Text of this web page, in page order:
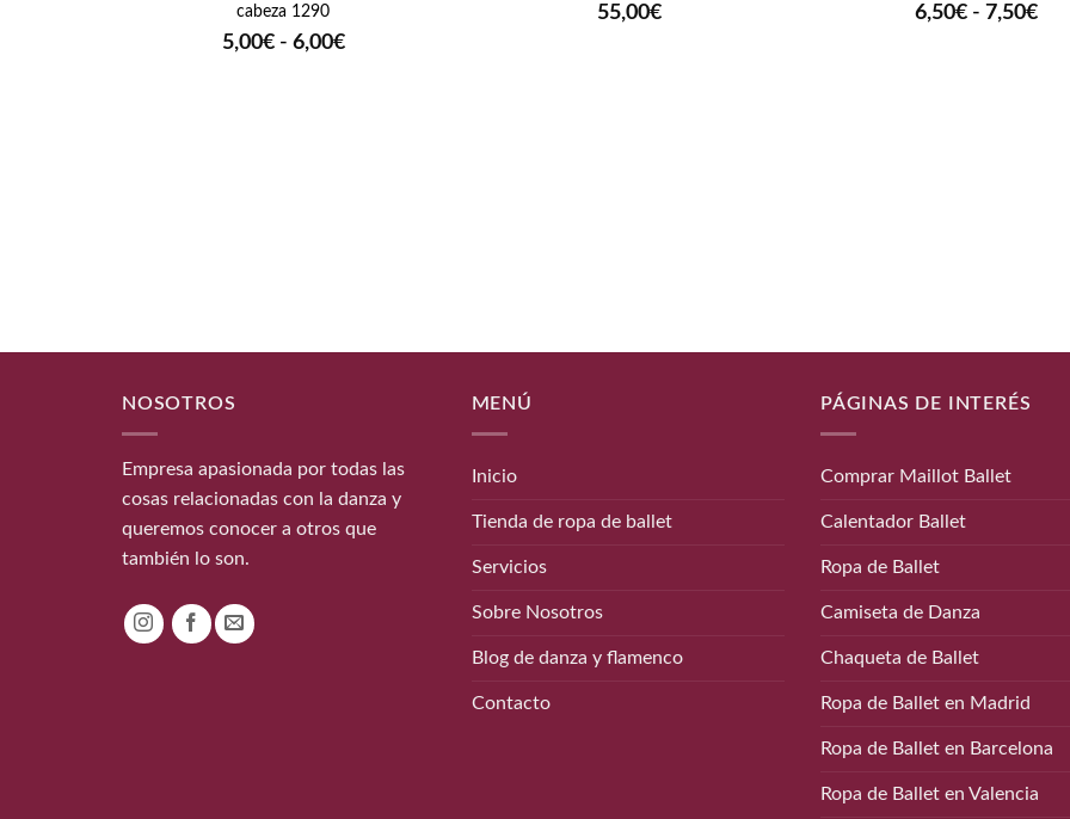
cabeza 1290
5,00€ - 6,00€Rango
55,00€ 6,50€ - 7,50€
NOSOTROS
Empresa apasionada por todas las
cosas relacionadas con la danza y
queremos conocer a otros que
también lo son.
MENÚ
Inicio
Tienda de ropa de ballet
Servicios
Sobre Nosotros
Blog de danza y flamenco
Contacto
PÁGINAS DE INTERÉS
Comprar Maillot Ballet
Calentador Ballet
Ropa de Ballet
Camiseta de Danza
Chaqueta de Ballet
Ropa de Ballet en Madrid
Ropa de Ballet en Barcelona
Ropa de Ballet en Valencia